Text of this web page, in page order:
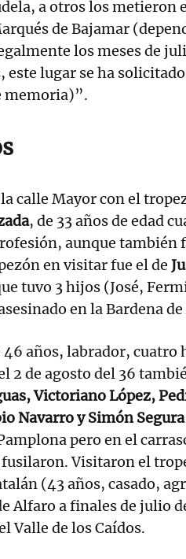
a otros los metieron
de Bajamar
los meses de
este lugar se ha solicitado
memoria)”.
calle Mayor con el
, de 33 años de edad
aunque también
en visitar fue el de
tuvo 3 hijos (José,
en la Bardena de
46 años, labrador, cuatro
2 de agosto del 36
Victoriano López,
Navarro y Simón Segura
pero en el
Visitaron el
(43 años, casado,
Alfaro a finales de julio
Valle de los Caídos.